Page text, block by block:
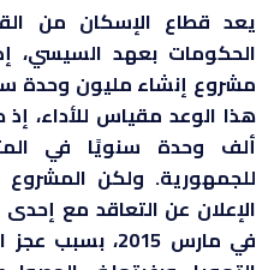
يعد قطاع الإسكان من
الحكومات بعهد السيسي،
مشروع إنشاء مليون وحدة
ألف وحدة سنويًا في
للجمهورية. ولكن
الإعلان عن التعاقد مع
في مارس 2015،